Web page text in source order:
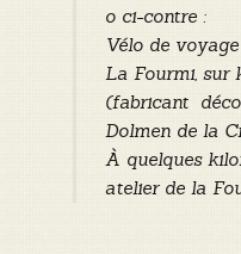
o ci-contre :
Vélo de
La Fourmi, sur
(fabricant
Dolmen de la
À quelques
atelier de la